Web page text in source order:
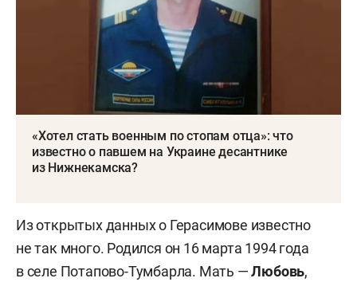
«Хотел стать военным по стопам отца»: что
известно о павшем на Украине десантнике
из Нижнекамска?
Из открытых данных о Герасимове известно
не так много. Родился он 16 марта 1994 года
в селе Потапово-Тумбарла. Мать —Любовь,